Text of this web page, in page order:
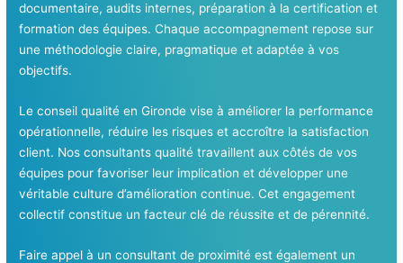
documentaire, audits internes, préparation à la certification et
formation des équipes. Chaque accompagnement repose sur
une méthodologie claire, pragmatique et adaptée à vos
objectifs.
Le conseil qualité en Gironde vise à améliorer la performance
opérationnelle, réduire les risques et accroître la satisfaction
client. Nos consultants qualité travaillent aux côtés de vos
équipes pour favoriser leur implication et développer une
véritable culture d’amélioration continue. Cet engagement
collectif constitue un facteur clé de réussite et de pérennité.
Faire appel à un consultant de proximité est également un